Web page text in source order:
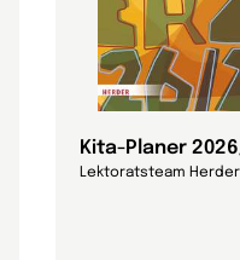
Kita-Planer
Lektoratsteam Herder